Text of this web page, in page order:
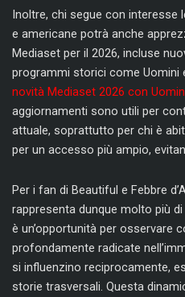
Inoltre, chi segue con interesse
e americane potrà anche
Mediaset per il 2026, incluse
programmi storici come Uomini
novità Mediaset 2026 con
aggiornamenti sono utili per
attuale, soprattutto per chi è
per un accesso più ampio,
Per i fan di Beautiful e Febbre
rappresenta dunque molto più
è un’opportunità per osservare
profondamente radicate
si influenzino reciprocamente,
storie trasversali. Questa